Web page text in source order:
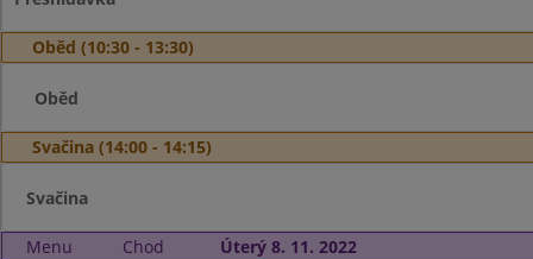
Oběd (10:30 - 13:30)
Oběd
Svačina (14:00 - 14:15)
Svačina
Menu Chod
Úterý 8. 11. 2022